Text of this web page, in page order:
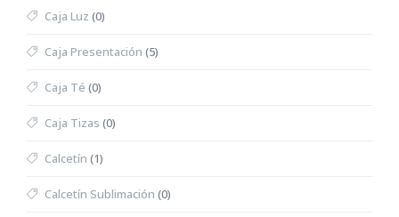
Caja Luz (0)
Caja Presentación (5)
Caja Té (0)
Caja Tizas (0)
Calcetín (1)
Calcetín Sublimación (0)